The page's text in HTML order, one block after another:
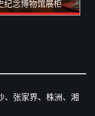
纪念博物馆展柜
、张家界、株洲、湘